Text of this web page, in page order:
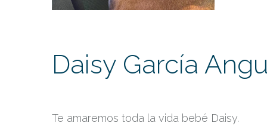
Daisy García
Te amaremos toda la vida bebé Daisy.